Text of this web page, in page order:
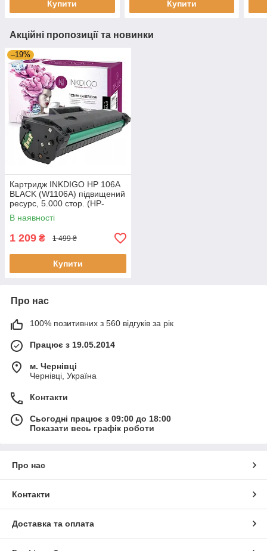
Купити Купити
Акційні пропозиції та новинки
–19%
Картридж INKDIGO HP 106A
BLACK (W1106A) підвищений
ресурс, 5.000 стор. (HP-
106XL-1).
В наявності
1 209 ₴ 1 499 ₴
Купити
Про нас
100% позитивних з 560 відгуків за рік
Працює з 19.05.2014
м. Чернівці
Чернівці, Україна
Контакти
Сьогодні працює з 09:00 до 18:00
Показати весь графік роботи
Про нас
Контакти
Доставка та оплата